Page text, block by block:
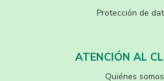
Protección de
ATENCIÓN AL
Quiénes somos